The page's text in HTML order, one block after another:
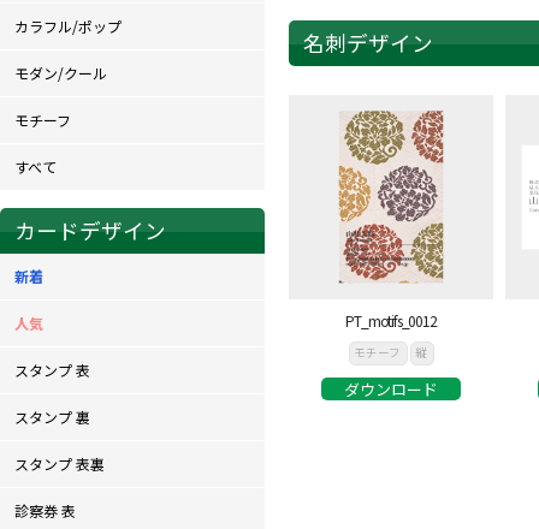
名刺デザイン
PT_motifs_0012
モチーフ 縦
ダウンロード
カラフル/ポップ
モダン/クール
モチーフ
すべて
カードデザイン
新着
人気
スタンプ 表
スタンプ 裏
スタンプ 表裏
診察券 表